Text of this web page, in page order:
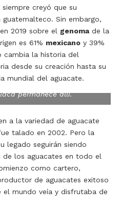
siempre creyó que su
guatemalteco. Sin embargo,
2019 sobre el genomade la
es 61% mexicano y 39%
cambia la historia del
desde su creación hasta su
mundial del aguacate.
aguacates de California y
estado reconocieron la
a la industria con una
árbol madre en La Habra
murió en 2002 y fue
permanece allí.
a la variedad de aguacate
talado en 2002. Pero la
legado seguirán siendo
los aguacates en todo el
como cartero,
de aguacates exitoso
mundo veía y disfrutaba de